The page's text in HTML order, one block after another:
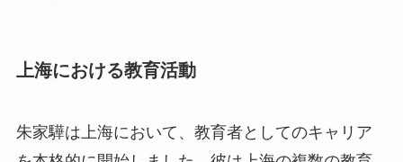
上海における教育活動
朱家驊は上海において、教育者としてのキャリア